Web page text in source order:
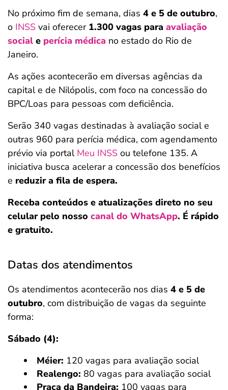
No próximo fim de semana, dias 4 e 5 de outubro,
o INSS vai oferecer 1.300 vagas para avaliação
social e perícia médica no estado do Rio de
Janeiro.
As ações acontecerão em diversas agências da
capital e de Nilópolis, com foco na concessão do
BPC/Loas para pessoas com deficiência.
Serão 340 vagas destinadas à avaliação social e
outras 960 para perícia médica, com agendamento
prévio via portal Meu INSS ou telefone 135. A
iniciativa busca acelerar a concessão dos benefícios
e reduzir a fila de espera.
Receba conteúdos e atualizações direto no seu
celular pelo nosso canal do WhatsApp. É rápido
e gratuito.
Datas dos atendimentos
Os atendimentos acontecerão nos dias 4 e 5 de
outubro, com distribuição de vagas da seguinte
forma:
Sábado (4):
Méier: 120 vagas para avaliação social
Realengo: 80 vagas para avaliação social
Praça da Bandeira: 100 vagas para